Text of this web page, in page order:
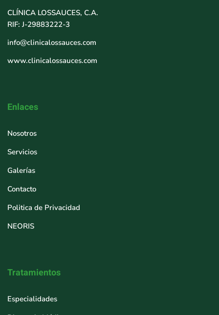
CLÍNICA LOSSAUCES, C.A.
RIF: J-29883222-3
info@clinicalossauces.com
www.clinicalossauces.com
Enlaces
Nosotros
Servicios
Galerías
Contacto
Politica de Privacidad
NEORIS
Tratamientos
Especialidades